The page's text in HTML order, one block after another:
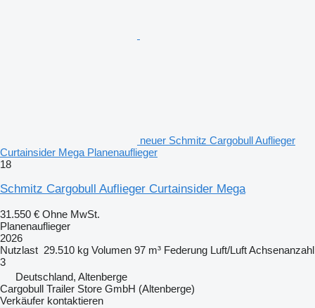
neuer Schmitz Cargobull Auflieger
Curtainsider Mega Planenauflieger
18
Schmitz Cargobull Auflieger Curtainsider Mega
31.550 € Ohne MwSt.
Planenauflieger
2026
Nutzlast 29.510 kg Volumen 97 m³ Federung Luft/LuftAchsenanzahl
3
Deutschland, Altenberge
Cargobull Trailer Store GmbH (Altenberge)
Verkäufer kontaktieren